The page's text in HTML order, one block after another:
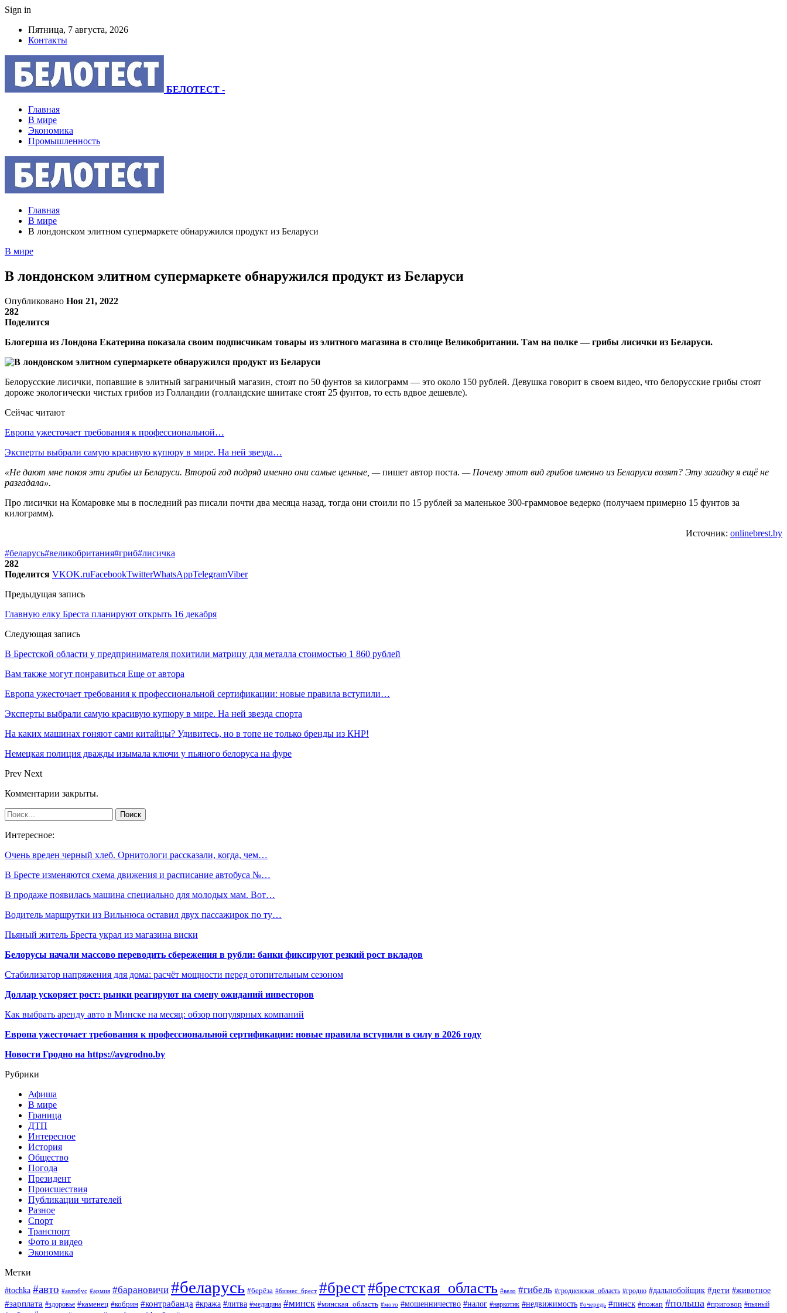
Sign in
Пятница, 7 августа, 2026
Контакты
БЕЛОТЕСТ -
Главная
В мире
Экономика
Промышленность
Главная
В мире
В лондонском элитном супермаркете обнаружился продукт из Беларуси
В мире
В лондонском элитном супермаркете обнаружился продукт из Беларуси
Опубликовано Ноя 21, 2022
282
Поделится
Блогерша из Лондона Екатерина показала своим подписчикам товары из элитного магазина в столице Великобритании. Там на полке — грибы лисички из Беларуси.
Белорусские лисички, попавшие в элитный заграничный магазин, стоят по 50 фунтов за килограмм — это около 150 рублей. Девушка говорит в своем видео, что белорусские грибы стоят
дороже экологически чистых грибов из Голландии (голландские шиитаке стоят 25 фунтов, то есть вдвое дешевле).
Сейчас читают
Европа ужесточает требования к профессиональной…
Эксперты выбрали самую красивую купюру в мире. На ней звезда…
«Не дают мне покоя эти грибы из Беларуси. Второй год подряд именно они самые ценные, —пишет автор поста. — Почему этот вид грибов именно из Беларуси возят? Эту загадку я ещё не
разгадала».
Про лисички на Комаровке мы в последний раз писали почти два месяца назад, тогда они стоили по 15 рублей за маленькое 300-граммовое ведерко (получаем примерно 15 фунтов за
килограмм).
Источник: onlinebrest.by
#беларусь#великобритания#гриб#лисичка
282
Поделится VKOK.ruFacebookTwitterWhatsAppTelegramViber
Предыдущая запись
Главную елку Бреста планируют открыть 16 декабря
Следующая запись
В Брестской области у предпринимателя похитили матрицу для металла стоимостью 1 860 рублей
Вам также могут понравиться Еще от автора
Европа ужесточает требования к профессиональной сертификации: новые правила вступили…
Эксперты выбрали самую красивую купюру в мире. На ней звезда спорта
На каких машинах гоняют сами китайцы? Удивитесь, но в топе не только бренды из КНР!
Немецкая полиция дважды изымала ключи у пьяного белоруса на фуре
Prev Next
Комментарии закрыты.
Интересное:
Очень вреден черный хлеб. Орнитологи рассказали, когда, чем…
В Бресте изменяются схема движения и расписание автобуса №…
В продаже появилась машина специально для молодых мам. Вот…
Водитель маршрутки из Вильнюса оставил двух пассажирок по ту…
Пьяный житель Бреста украл из магазина виски
Белорусы начали массово переводить сбережения в рубли: банки фиксируют резкий рост вкладов
Стабилизатор напряжения для дома: расчёт мощности перед отопительным сезоном
Доллар ускоряет рост: рынки реагируют на смену ожиданий инвесторов
Как выбрать аренду авто в Минске на месяц: обзор популярных компаний
Европа ужесточает требования к профессиональной сертификации: новые правила вступили в силу в 2026 году
Новости Гродно на https://avgrodno.by
Рубрики
Афиша
В мире
Граница
ДТП
Интересное
История
Общество
Погода
Президент
Происшествия
Публикации читателей
Разное
Спорт
Транспорт
Фото и видео
Экономика
Метки
#tochka #авто #автобус #армия #барановичи #беларусь #берёза #бизнес_брест #брест#брестская_область #вело #гибель #гродненская_область #гродно #дальнобойщик #дети #животное
#зарплата #здоровье #каменец #кобрин #контрабанда #кража #литва #медицина #минск #минская_область #мото #мошенничество #налог #наркотик #недвижимость #очередь #пинск #пожар #польша #приговор #пьяный